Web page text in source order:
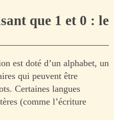
que 1 et 0 : le
est doté d’un alphabet, un
qui peuvent être
Certaines langues
(comme l’écriture